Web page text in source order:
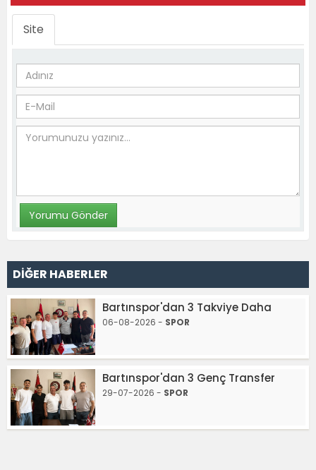
Site
DİĞER HABERLER
Bartınspor'dan 3 Takviye Daha
06-08-2026 - SPOR
Bartınspor'dan 3 Genç Transfer
29-07-2026 - SPOR